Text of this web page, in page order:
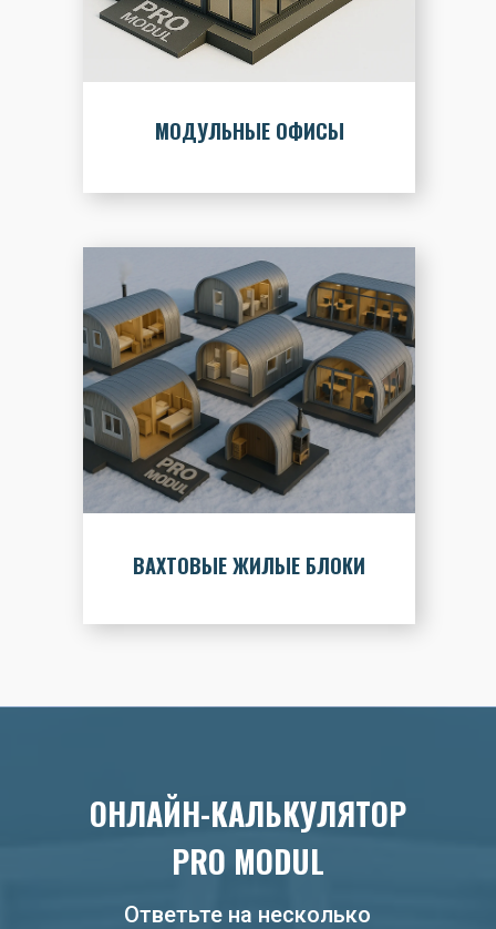
МОДУЛЬНЫЕ ОФИСЫ
ВАХТОВЫЕ ЖИЛЫЕ БЛОКИ
ОНЛАЙН-КАЛЬКУЛЯТОР
PRO MODUL
Ответьте на несколько